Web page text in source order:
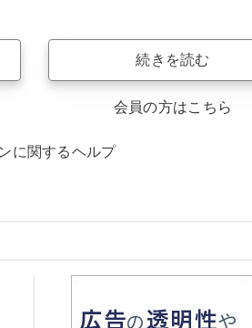
続きを読む
会員の方はこちら
に関するヘルプ